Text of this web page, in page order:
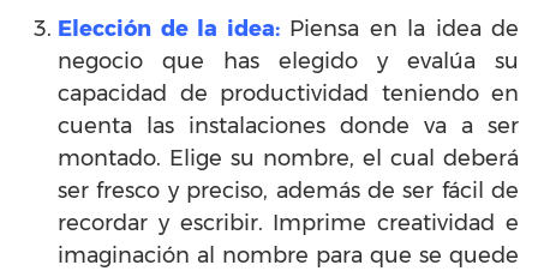
Elección de la idea: Piensa en la idea de
negocio que has elegido y evalúa su
capacidad de productividad teniendo en
cuenta las instalaciones donde va a ser
montado. Elige su nombre, el cual deberá
ser fresco y preciso, además de ser fácil de
recordar y escribir. Imprime creatividad e
imaginación al nombre para que se quede